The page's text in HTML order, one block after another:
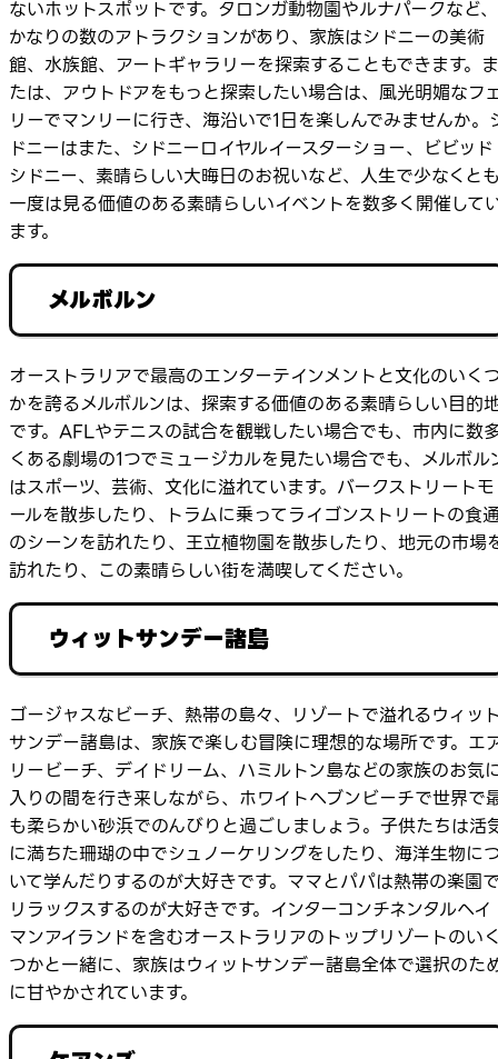
ないホットスポットです。タロンガ動物園やルナパークなど、
かなりの数のアトラクションがあり、家族はシドニーの美術
館、水族館、アートギャラリーを探索することもできます。ま
たは、アウトドアをもっと探索したい場合は、風光明媚なフ
リーでマンリーに行き、海沿いで1日を楽しんでみませんか。
ドニーはまた、シドニーロイヤルイースターショー、ビビッド
シドニー、素晴らしい大晦日のお祝いなど、人生で少なくと
一度は見る価値のある素晴らしいイベントを数多く開催して
ます。
メルボルン
オーストラリアで最高のエンターテインメントと文化のいく
かを誇るメルボルンは、探索する価値のある素晴らしい目的
です。AFLやテニスの試合を観戦したい場合でも、市内に数
くある劇場の1つでミュージカルを見たい場合でも、メルボル
はスポーツ、芸術、文化に溢れています。バークストリートモ
ールを散歩したり、トラムに乗ってライゴンストリートの食
のシーンを訪れたり、王立植物園を散歩したり、地元の市場
訪れたり、この素晴らしい街を満喫してください。
ウィットサンデー諸島
ゴージャスなビーチ、熱帯の島々、リゾートで溢れるウィッ
サンデー諸島は、家族で楽しむ冒険に理想的な場所です。エ
リービーチ、デイドリーム、ハミルトン島などの家族のお気
入りの間を行き来しながら、ホワイトヘブンビーチで世界で
も柔らかい砂浜でのんびりと過ごしましょう。子供たちは活
に満ちた珊瑚の中でシュノーケリングをしたり、海洋生物に
いて学んだりするのが大好きです。ママとパパは熱帯の楽園
リラックスするのが大好きです。インターコンチネンタルヘイ
マンアイランドを含むオーストラリアのトップリゾートのい
つかと一緒に、家族はウィットサンデー諸島全体で選択のた
に甘やかされています。